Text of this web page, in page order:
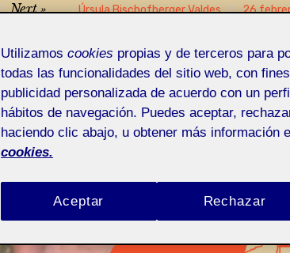
Úrsula Bischofberger Valdes 26
Next
Utilizamos cookies propias y de terceros para
todas las funcionalidades del sitio web, con
publicidad personalizada de acuerdo con un
hábitos de navegación. Puedes aceptar,
haciendo clic abajo, u obtener más información
cookies.
Rechazar
Aceptar